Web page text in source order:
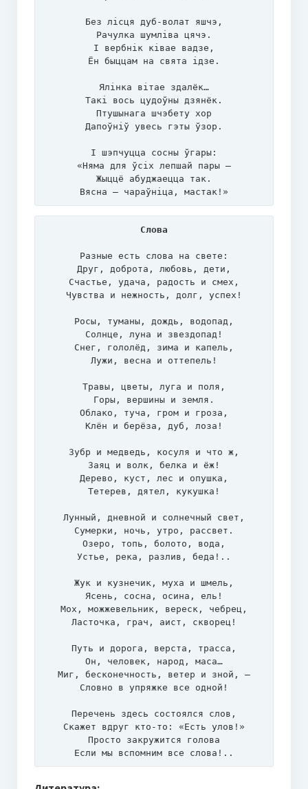
Без лісця дуб-волат яшчэ,
Рачулка шумліва цячэ.
І вербнік ківае вадзе,
Ён быццам на свята ідзе.
Ялінка вітае здалёк…
Такі вось цудоўны дзянёк.
Птушынага шчэбету хор
Дапоўніў увесь гэты ўзор.
І шэпчуцца сосны ўгары:
«Няма для ўсіх лепшай пары –
Жыццё абуджаецца так.
Вясна – чараўніца, мастак!»
Слова
Разные есть слова на свете:
Друг, доброта, любовь, дети,
Счастье, удача, радость и смех,
Чувства и нежность, долг, успех!
Росы, туманы, дождь, водопад,
Солнце, луна и звездопад!
Снег, гололёд, зима и капель,
Лужи, весна и оттепель!
Травы, цветы, луга и поля,
Горы, вершины и земля.
Облако, туча, гром и гроза,
Клён и берёза, дуб, лоза!
Зубр и медведь, косуля и что ж,
Заяц и волк, белка и ёж!
Дерево, куст, лес и опушка,
Тетерев, дятел, кукушка!
Лунный, дневной и солнечный свет,
Сумерки, ночь, утро, рассвет.
Озеро, топь, болото, вода,
Устье, река, разлив, беда!..
Жук и кузнечик, муха и шмель,
Ясень, сосна, осина, ель!
Мох, можжевельник, вереск, чебрец,
Ласточка, грач, аист, скворец!
Путь и дорога, верста, трасса,
Он, человек, народ, маса…
Миг, бесконечность, ветер и зной, –
Словно в упряжке все одной!
Перечень здесь состоялся слов,
Скажет вдруг кто-то: «Есть улов!»
Просто закружится голова
Если мы вспомним все слова!..